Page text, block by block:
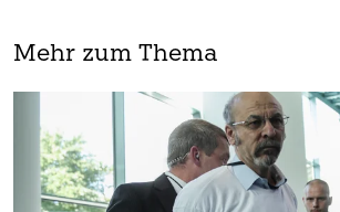
Mehr zum Thema